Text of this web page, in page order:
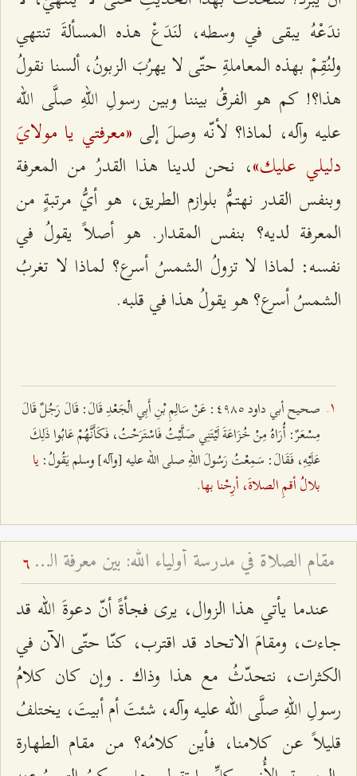
ندَعْهُ يبقى في وسطه، لنَدَعْ هذه المسألةَ تنتهي
ولنُقِمْ بهذه المعاملةِ حتّى لا يهرُبَ الزبونُ، ألسنا نقولُ
هذا؟! كم هو الفرقُ بيننا وبين رسولِ اللهِ صلَّى الله
عليه وآله، لماذا؟ لأنّه وصلَ إلى «معرفتي يا مولايَ
دليلي عليك»، نحن لدينا هذا القدرُ من المعرفة
وبنفس القدر نهتمُّ بلوازم الطريق، هو أيُّ مرتبةٍ من
المعرفة لديه؟ بنفس المقدار. هو أصلاً يقولُ في
نفسه: لماذا لا تزولُ الشمسُ أسرع؟ لماذا لا تغربُ
الشمسُ أسرع؟ هو يقولُ هذا في قلبه.
صحيح أبي داود ٤٩۸٥: عَنْ سَالِمِ بْنِ أَبِي الْجَعْدِ قَالَ: قَالَ ‌رَجُلٌ ‌قَالَ
‌مِسْعَرٌ: ‌أُرَاهُ ‌مِنْ ‌خُزَاعَةَ ‌لَيْتَنِي ‌صَلَّيْتُ ‌فَاسْتَرَحْتُ، ‌فَكَأَنَّهُمْ عَابُوا ذَلِكَ
عَلَيْهِ، فَقَالَ: سَمِعْتُ رَسُولَ اللهِ صلى الله عليه [وآله] وسلم يَقُولُ: يا
بلالُ أقمِ الصلاةَ، أرِحْنا بها.
مقام الصلاة في مدرسة أولياء الله: بين معرفة العارفين وظاهر العابدين - لماذا قال النبي الأكرم أرحنا يا بلال؟ 6
عندما يأتي هذا الزوال، يرى فجأةً أنّ دعوةَ الله قد
جاءت، ومقامَ الاتحاد قد اقترب، كنّا حتّى الآن في
الكثرات، نتحدّثُ مع هذا وذاك ـ وإن كان كلامُ
رسولِ اللهِ صلَّى الله عليه وآله، شئتَ أم أبيتَ، يختلفُ
قليلاً عن كلامنا، فأين كلامُه؟ من مقام الطهارة